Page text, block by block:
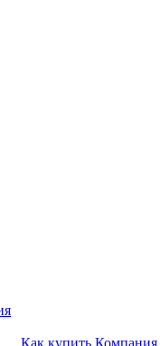
Как купить Компания